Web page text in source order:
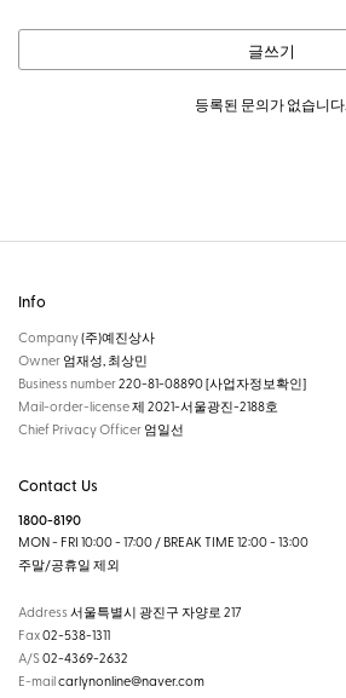
글쓰기
등록된 문의가 없습니다.
Info
Company(주)예진상사
Owner 엄재성, 최상민
Business number220-81-08890[사업자정보확인]
Mail-order-license제 2021-서울광진-2188호
Chief Privacy Officer 엄일선
Contact Us
1800-8190
MON - FRI 10:00 - 17:00 / BREAK TIME 12:00 - 13:00
주말/공휴일 제외
Address서울특별시 광진구 자양로 217
Fax02-538-1311
A/S02-4369-2632
E-mailcarlynonline@naver.com